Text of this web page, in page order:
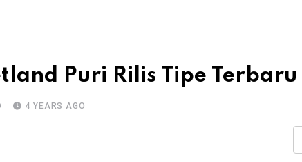
Puri Rilis Tipe Terbaru
4 YEARS AGO